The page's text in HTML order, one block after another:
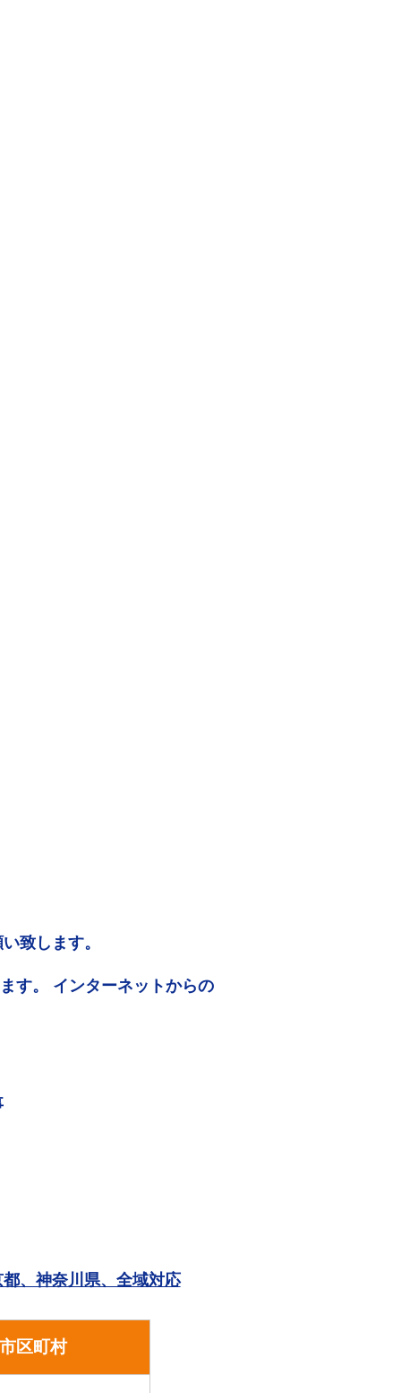
致します。
す。 インターネットからの
、神奈川県、全域対応
市区町村